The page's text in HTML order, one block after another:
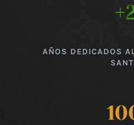
AÑOS DEDICADOS